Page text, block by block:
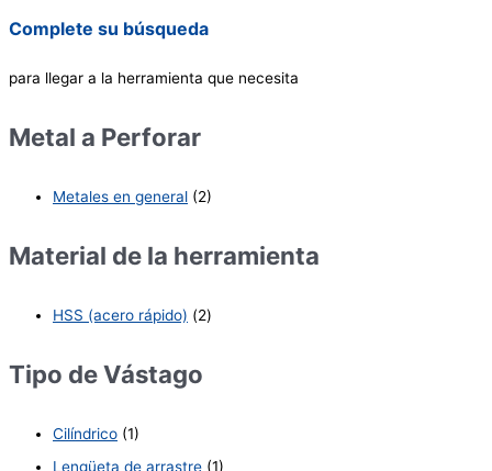
Complete su búsqueda
para llegar a la herramienta que necesita
Metal a Perforar
Metales en general (2)
Material de la herramienta
HSS (acero rápido) (2)
Tipo de Vástago
Cilíndrico (1)
Lengüeta de arrastre (1)